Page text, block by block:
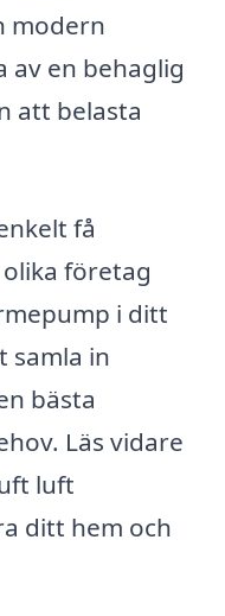
modern
av en behaglig
att belasta
få
företag
i ditt
samla in
bästa
Läs vidare
luft
ditt hem och